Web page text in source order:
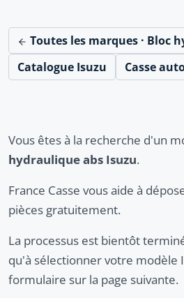
Toutes les marques · Bloc
Catalogue Isuzu
Casse
Vous êtes à la recherche d'un
hydraulique abs Isuzu.
France Casse vous aide à
pièces gratuitement.
La processus est bientôt
qu'à sélectionner votre modèle
formulaire sur la page suivante.